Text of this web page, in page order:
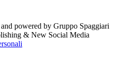
powered by Gruppo Spaggiari
& New Social Media